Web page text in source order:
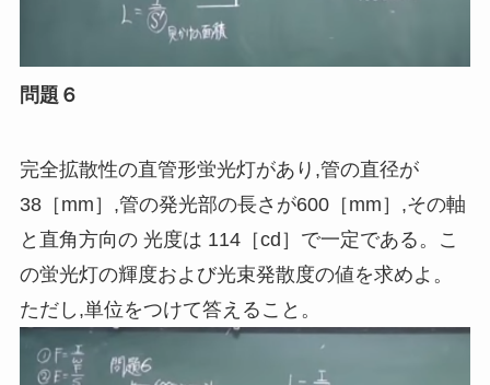
問題６
完全拡散性の直管形蛍光灯があり ,管の直径が
38［mm］,管の発光部の長さが600［mm］,その軸
と直角方向の 光度は 114［cd］で一定である。こ
の蛍光灯の輝度および光束発散度の値を求めよ。
ただし ,単位をつけて答えること。